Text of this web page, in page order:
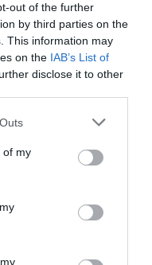
out of the further
by third parties on the
This information may
on the IAB’s List of
disclose it to other
one or more Google
You may click to
its third-party tags to
in below Google
of my